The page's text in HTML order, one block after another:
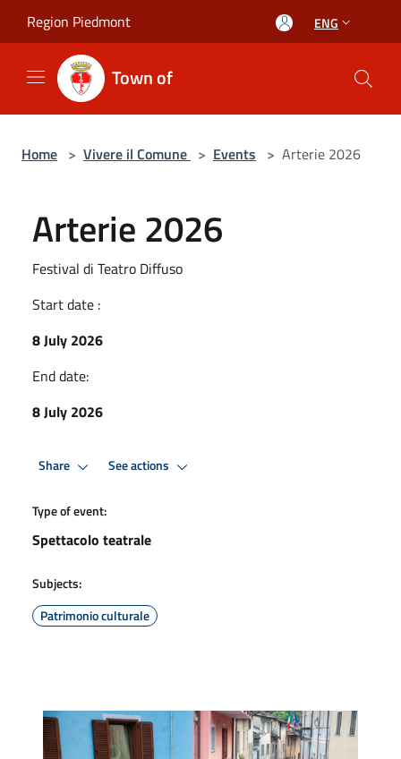
Region Piedmont ENG
Town of
Home > Vivere il Comune > Events > Arterie 2026
Arterie 2026
Festival di Teatro Diffuso
Start date :
8 July 2026
End date:
8 July 2026
Share See actions
Type of event:
Spettacolo teatrale
Subjects:
Patrimonio culturale